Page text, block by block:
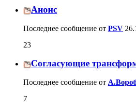
Анонс
Последнее сообщение от PSV
23
Согласующие
Последнее сообщение от
7